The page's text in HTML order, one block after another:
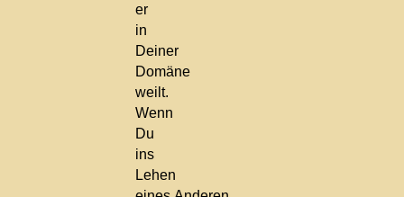
er
in
Deiner
Domäne
weilt.
Wenn
Du
ins
Lehen